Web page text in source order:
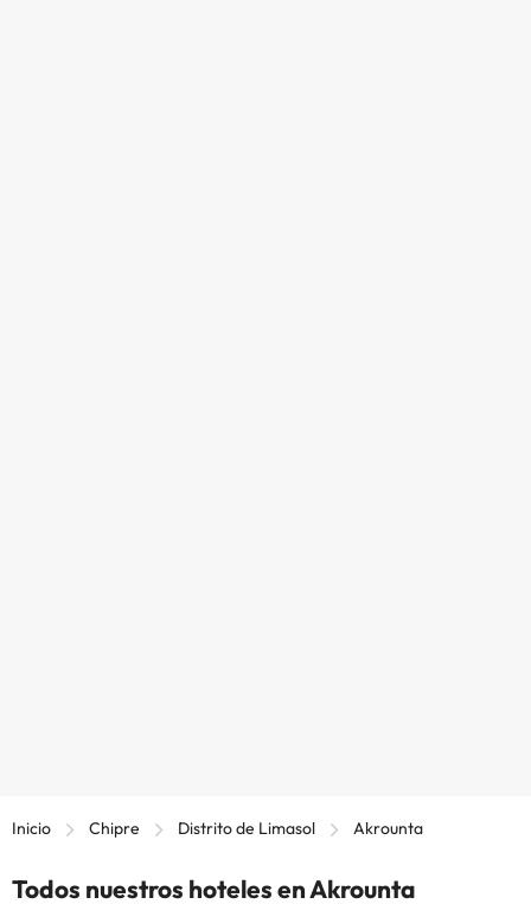
Inicio Chipre Distrito de Limasol Akrounta
Todos nuestros hoteles en Akrounta